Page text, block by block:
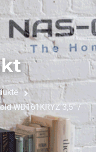
WD161KRYZ 3,5" /